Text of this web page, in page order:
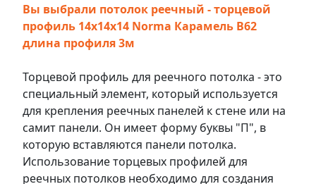
Вы выбрали потолок реечный - торцевой
профиль 14x14x14 Norma Карамель В62
длина профиля 3м
Торцевой профиль для реечного потолка - это
специальный элемент, который используется
для крепления реечных панелей к стене или на
самит панели. Он имеет форму буквы "П", в
которую вставляются панели потолка.
Использование торцевых профилей для
реечных потолков необходимо для создания